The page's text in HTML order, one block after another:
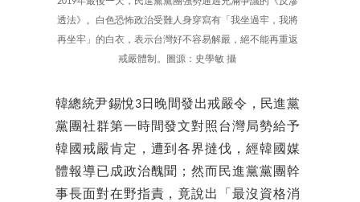
透法》。白色恐怖政治受難人身穿寫有「我坐過牢，我將
再坐牢」的白衣，表示台灣好不容易解嚴，絕不能再重返
戒嚴體制。圖源：史學敏 攝
韓總統尹錫悅3日晚間發出戒嚴令，民進黨
黨團社群第一時間發文對照台灣局勢給予
韓國戒嚴肯定，遭到各界撻伐，經韓國媒
體報導已成政治醜聞；然而民進黨黨團幹
事長面對在野指責，竟說出「最沒資格消